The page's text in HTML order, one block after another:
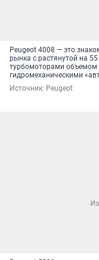
Peugeot 4008 — это
рынка с растянутой на
турбомоторами объемом
гидромеханическими
Источник: Peugeot